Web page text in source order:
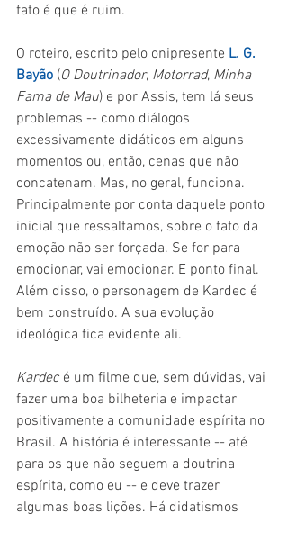
fato é que é ruim.
O roteiro, escrito pelo onipresente L. G.
Bayão (O Doutrinador, Motorrad, Minha
Fama de Mau) e por Assis, tem lá seus
problemas -- como diálogos
excessivamente didáticos em alguns
momentos ou, então, cenas que não
concatenam. Mas, no geral, funciona.
Principalmente por conta daquele ponto
inicial que ressaltamos, sobre o fato da
emoção não ser forçada. Se for para
emocionar, vai emocionar. E ponto final.
Além disso, o personagem de Kardec é
bem construído. A sua evolução
ideológica fica evidente ali.
Kardec é um filme que, sem dúvidas, vai
fazer uma boa bilheteria e impactar
positivamente a comunidade espírita no
Brasil. A história é interessante -- até
para os que não seguem a doutrina
espírita, como eu -- e deve trazer
algumas boas lições. Há didatismos